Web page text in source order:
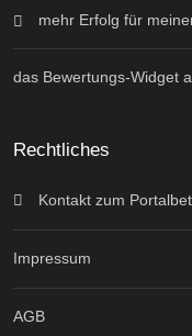
mehr Erfolg für
das Bewertungs-Widget
Rechtliches
Kontakt zum
Impressum
AGB